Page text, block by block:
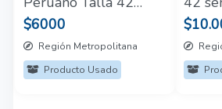
semi-nuevo
$6000
Región Metropolitana
Producto Usado